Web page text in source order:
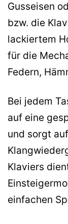
Gusseisen
bzw. die
lackiertem
für die
Federn,
Bei jedem
auf eine
und sorgt
Klaviers
einfachen